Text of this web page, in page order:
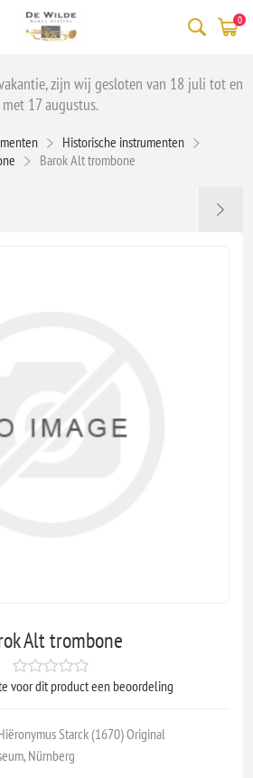
0
zijn wij gesloten van 18 juli tot en
met 17 augustus.
Historische instrumenten
Barok Alt trombone
Alt trombone
voor dit product een beoordeling
Starck (1670) Original
Nürnberg